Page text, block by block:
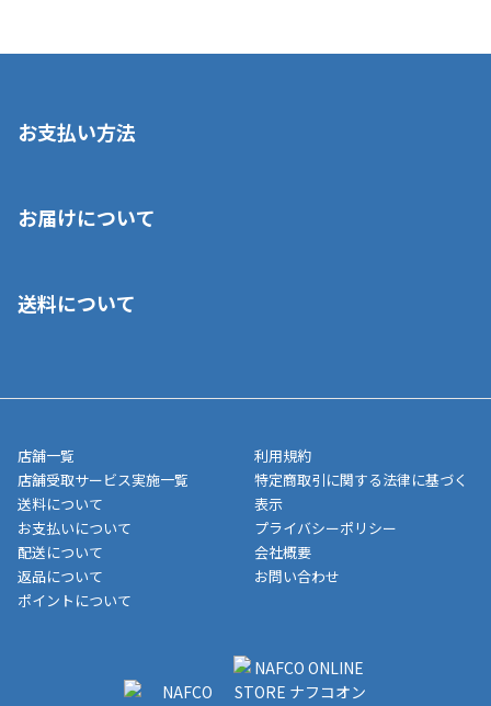
お支払い方法
いいただくことはできません。ご了承ください。
■代金引換(代引)※手数料がかかります
■商品によっては一部決済方法が使用できない場合がございま
す。
お届けについて
ご注文が確認出来次第、1～4営業日に発送いたします。「お取り
業日にてお引渡しとなります。(離島などの場合、例外もあります)
メーカー直送品など一部商品については、その他商品との購入に
制限がかかる場合がございます。また発送日についても、通常と
異なる場合がございます。対象商品の説明ページをご確認くださ
い。
■店舗受取をご選択いただいた場合
ご注文が確認出来次第、お受取される店舗在庫を使用してご準備
をさせていただきます。店舗に在庫がない場合は店舗よりお取り
いただく場合がございます。店舗準備でのお渡しとなる為、商品
のみの受け渡しとなります。（箱や納品書は付属しておりませ
送料について
店舗一覧
店舗受取サービス実施一覧
送料について
お支払いについて
配送について
返品について
ポイントについて
利用規約
特定商取引に関する法律に基づく
表示
プライバシーポリシー
会社概要
お問い合わせ